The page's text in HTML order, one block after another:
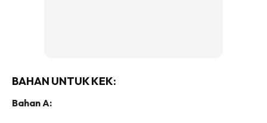
BAHAN UNTUK KEK:
Bahan A: